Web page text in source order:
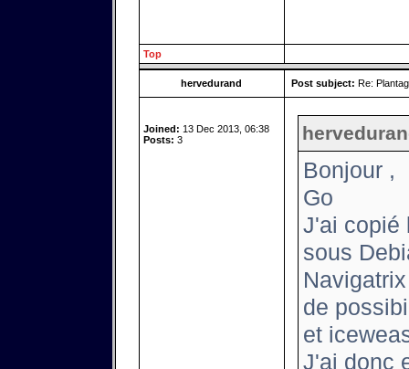
Top
hervedurand Post subject: Re:
Joined: 13 Dec 2013, 06:38
Posts: 3
Bonjour ,
Go
J'ai copié
sous
de
et
J'ai donc